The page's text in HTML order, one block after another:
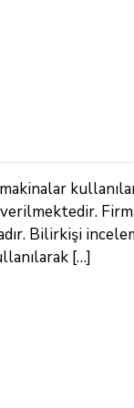
Bilirkişi
[…]